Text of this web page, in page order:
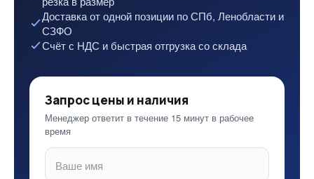
Доставка от одной позиции по СПб, Ленобласти и
СЗФО
Счёт с НДС и быстрая отгрузка со склада
Запрос цены и наличия
Менеджер ответит в течение 15 минут в рабочее
время